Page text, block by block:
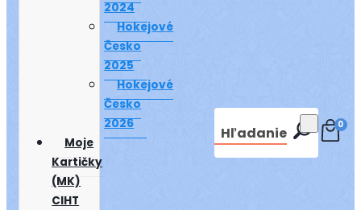
2024
Hokejové
Česko
2025
Hokejové
Česko
2026
Moje
Kartičky
(MK)
CIHT
Hľadanie 0